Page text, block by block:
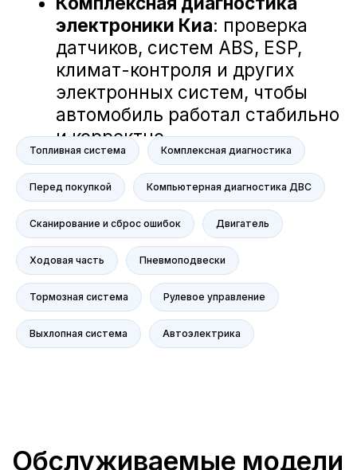
Топливная система Комплексная диагностика
Перед покупкой Компьютерная диагностика ДВС
Сканирование и сброс ошибок Двигатель
Ходовая часть Пневмоподвески
Тормозная система Рулевое управление
Выхлопная система Автоэлектрика
вашего автомобиля. Мы ценим каждое
ваше мнение и готовы рассмотреть
любые предложения, чтобы сделать наш
сервис еще лучше. Ниже вы можете
ознакомиться с отзывами наших
клиентов, которые уже оценили высокий
уровень профессионализма наших
мастеров и качество обслуживания в А-
Драйв.